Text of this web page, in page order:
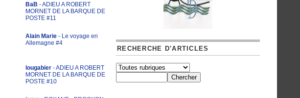
BaB - ADIEU A ROBERT
MORNET DE LA BARQUE DE
POSTE #11
Alain Marie - Le voyage en
Allemagne #4
lougabier - ADIEU A ROBERT
MORNET DE LA BARQUE DE
POSTE #10
RECHERCHE D'ARTICLES